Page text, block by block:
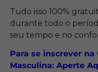
Tudo isso 100%
durante todo o
seu tempo e no
Para se inscrever
Masculina: Aperte